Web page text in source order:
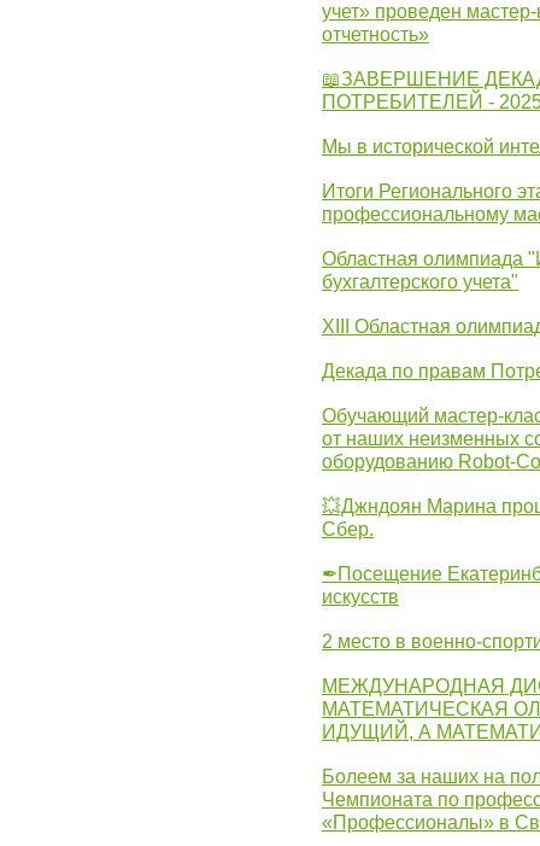
учет» проведен
отчетность»
📖ЗАВЕРШЕНИЕ
ПОТРЕБИТЕЛЕЙ -
Мы в исторической
Итоги Регионального
профессиональному
Областная олимпиада
бухгалтерского учета"
XIII Областная
Декада по правам
Обучающий мастер-
от наших неизменных
оборудованию Robot-
💥Джндоян Марина
Сбер.
✒Посещение
искусств
2 место в военно-
МЕЖДУНАРОДНАЯ
МАТЕМАТИЧЕСКАЯ
ИДУЩИЙ, А
Болеем за наших на
Чемпионата по
«Профессионалы» в